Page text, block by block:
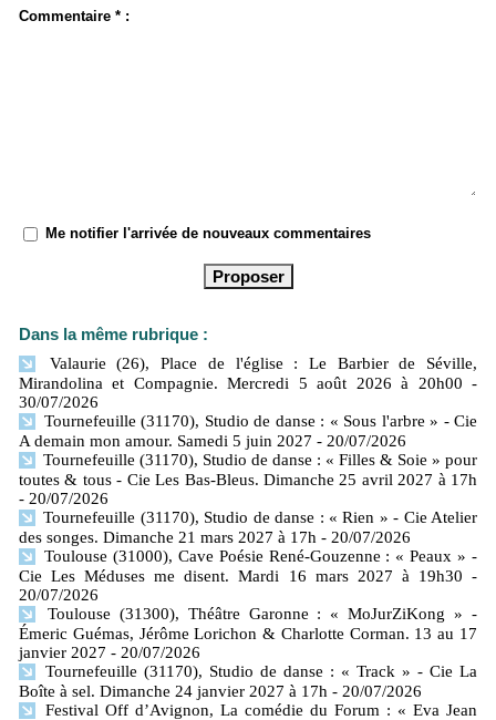
Commentaire * :
Me notifier l'arrivée de nouveaux commentaires
Dans la même rubrique :
Valaurie (26), Place de l'église : Le Barbier de Séville,
Mirandolina et Compagnie. Mercredi 5 août 2026 à 20h00 -
30/07/2026
Tournefeuille (31170), Studio de danse : « Sous l'arbre » - Cie
A demain mon amour. Samedi 5 juin 2027 - 20/07/2026
Tournefeuille (31170), Studio de danse : « Filles & Soie » pour
toutes & tous - Cie Les Bas-Bleus. Dimanche 25 avril 2027 à 17h
- 20/07/2026
Tournefeuille (31170), Studio de danse : « Rien » - Cie Atelier
des songes. Dimanche 21 mars 2027 à 17h - 20/07/2026
Toulouse (31000), Cave Poésie René-Gouzenne : « Peaux » -
Cie Les Méduses me disent. Mardi 16 mars 2027 à 19h30 -
20/07/2026
Toulouse (31300), Théâtre Garonne : « MoJurZiKong » -
Émeric Guémas, Jérôme Lorichon & Charlotte Corman. 13 au 17
janvier 2027 - 20/07/2026
Tournefeuille (31170), Studio de danse : « Track » - Cie La
Boîte à sel. Dimanche 24 janvier 2027 à 17h - 20/07/2026
Festival Off d’Avignon, La comédie du Forum : « Eva Jean